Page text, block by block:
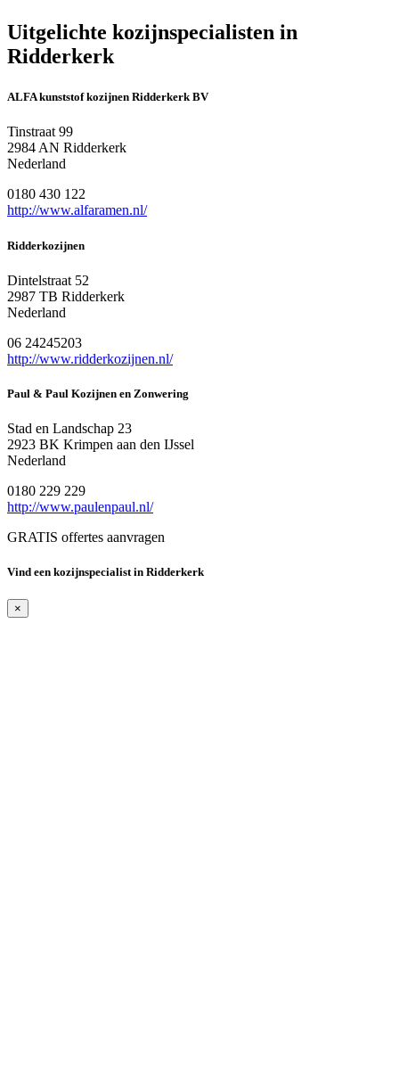
Uitgelichte kozijnspecialisten in
Ridderkerk
ALFA kunststof kozijnen Ridderkerk BV
Tinstraat 99
2984 AN Ridderkerk
Nederland
0180 430 122
http://www.alfaramen.nl/
Ridderkozijnen
Dintelstraat 52
2987 TB Ridderkerk
Nederland
06 24245203
http://www.ridderkozijnen.nl/
Paul & Paul Kozijnen en Zonwering
Stad en Landschap 23
2923 BK Krimpen aan den IJssel
Nederland
0180 229 229
http://www.paulenpaul.nl/
GRATIS offertes aanvragen
Vind een kozijnspecialist in Ridderkerk
×